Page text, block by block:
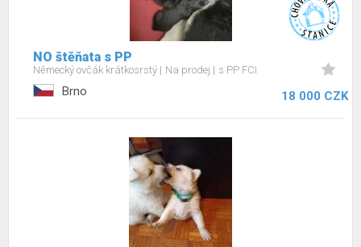
NO štěňata s PP
Německý ovčák krátkosrstý Na prodej s PP FCI
Brno 18 000 CZK